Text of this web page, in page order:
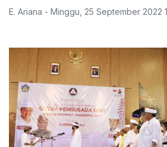
E. Ariana - Minggu 25 September 2022